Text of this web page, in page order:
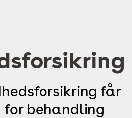
får
for behandling